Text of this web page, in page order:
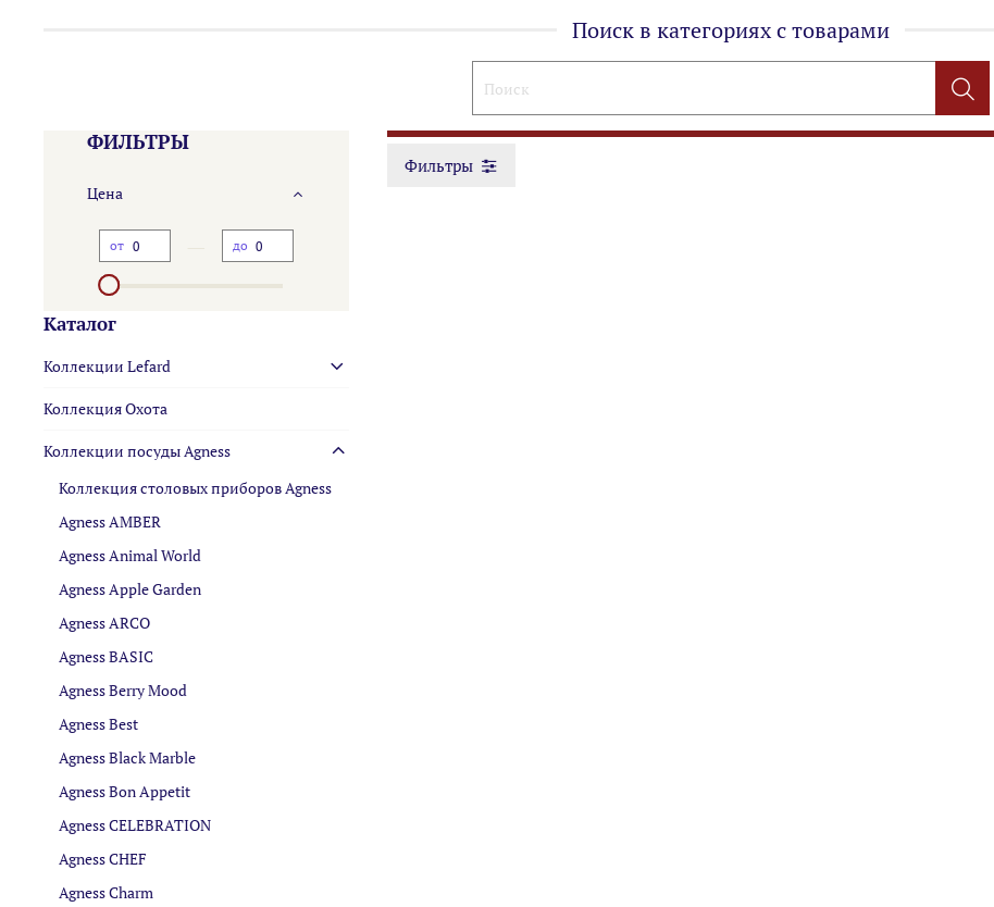
Поиск в категориях с товарами
Фильтры
ФИЛЬТРЫ
Цена
от до
Каталог
Коллекции Lefard
Коллекция Охота
Коллекции посуды Agness
Коллекция столовых приборов Agness
Agness AMBER
Agness Animal World
Agness Apple Garden
Agness ARCO
Agness BASIC
Agness Berry Mood
Agness Best
Agness Black Marble
Agness Bon Appetit
Agness CELEBRATION
Agness CHEF
Agness Charm